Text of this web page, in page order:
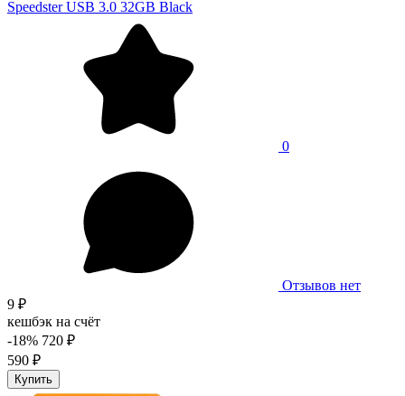
Speedster USB 3.0 32GB Black
0
Отзывов нет
9 ₽
кешбэк на счёт
-18% 720 ₽
590 ₽
Купить